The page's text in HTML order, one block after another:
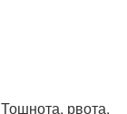
Тошнота, рвота,